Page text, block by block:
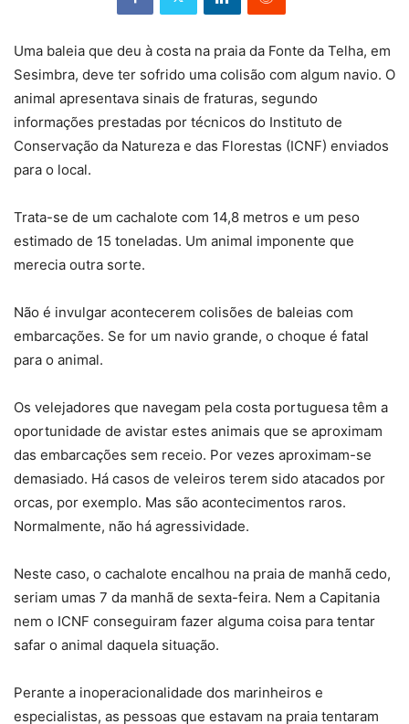
Uma baleia que deu à costa na praia da Fonte da Telha, em
Sesimbra, deve ter sofrido uma colisão com algum navio. O
animal apresentava sinais de fraturas, segundo
informações prestadas por técnicos do Instituto de
Conservação da Natureza e das Florestas (ICNF) enviados
para o local.
Trata-se de um cachalote com 14,8 metros e um peso
estimado de 15 toneladas. Um animal imponente que
merecia outra sorte.
Não é invulgar acontecerem colisões de baleias com
embarcações. Se for um navio grande, o choque é fatal
para o animal.
Os velejadores que navegam pela costa portuguesa têm a
oportunidade de avistar estes animais que se aproximam
das embarcações sem receio. Por vezes aproximam-se
demasiado. Há casos de veleiros terem sido atacados por
orcas, por exemplo. Mas são acontecimentos raros.
Normalmente, não há agressividade.
Neste caso, o cachalote encalhou na praia de manhã cedo,
seriam umas 7 da manhã de sexta-feira. Nem a Capitania
nem o ICNF conseguiram fazer alguma coisa para tentar
safar o animal daquela situação.
Perante a inoperacionalidade dos marinheiros e
especialistas, as pessoas que estavam na praia tentaram